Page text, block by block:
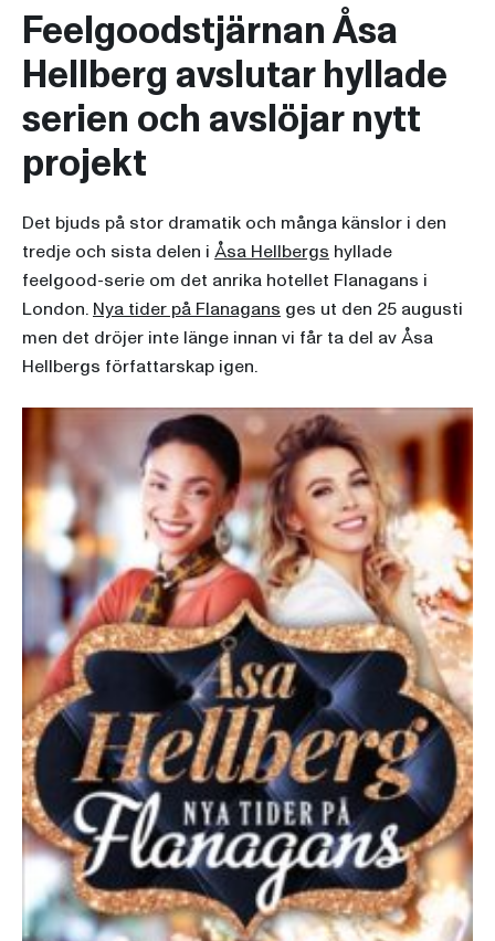
Feelgoodstjärnan Åsa
Hellberg avslutar hyllade
serien och avslöjar nytt
projekt
Det bjuds på stor dramatik och många känslor i den
tredje och sista delen i Åsa Hellbergs hyllade
feelgood-serie om det anrika hotellet Flanagans i
London. Nya tider på Flanagans ges ut den 25 augusti
men det dröjer inte länge innan vi får ta del av Åsa
Hellbergs författarskap igen.